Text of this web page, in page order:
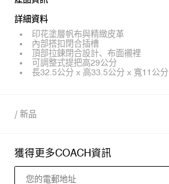
詳細資料
印花塗層帆布與精緻皮革
內部搭扣閉合插槽
頂部拉鍊閉合設計、布面襯裡
可調整式提把高29公分
長32.5公分 x 高33.5公分 x 寬11公分
/ 新品
獲得更多COACH資訊